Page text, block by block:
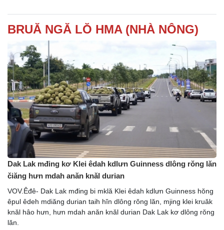
BRUĂ NGĂ LŎ HMA (NHÀ NÔNG)
Dak Lak mđing kơ Klei êdah kdlưn Guinness dlông rŏng lăn
čiăng hưn mdah anăn knăl durian
VOV.Êđê- Dak Lak mđing bi mklă Klei êdah kdlưn Guinness hŏng
êpul êdeh mdiăng durian taih hĭn dlông rŏng lăn, mjing klei kruăk
knăl hâo hưn, hưn mdah anăn knăl durian Dak Lak kơ dlông rŏng
lăn.